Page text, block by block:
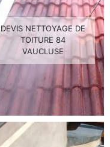
DEVIS NETTOYAGE DE
TOITURE 84
VAUCLUSE